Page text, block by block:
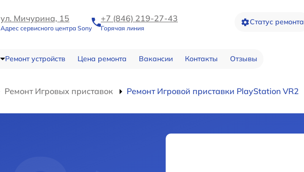
ул. Мичурина, 15
Адрес сервисного центра Sony
+7 (846) 219-27-43
Горячая линия
Статус ремонта
Ремонт устройств Цена ремонта Вакансии Контакты Отзывы
Ремонт Игровых приставок Ремонт Игровой приставки PlayStation VR2